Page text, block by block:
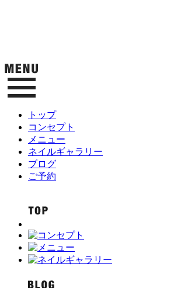
トップ
コンセプト
メニュー
ネイルギャラリー
ブログ
ご予約